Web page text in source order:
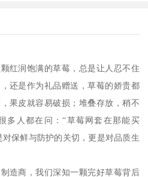
红润饱满的草莓，总是让人忍不住
还是作为礼品赠送，草莓的娇贵都
果皮就容易破损；堆叠存放，稍不
多人都在问：“草莓网套在那能买
保鲜与防护的关切，更是对品质生
造商，我们深知一颗完好草莓背后